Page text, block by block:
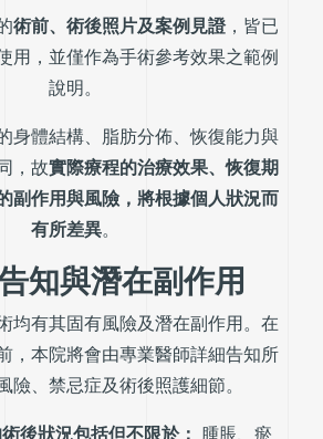
術前、術後照片及案例見證，皆已
用，並僅作為手術參考效果之範例
說明。
身體結構、脂肪分佈、恢復能力與
，故實際療程的治療效果、恢復期
副作用與風險，將根據個人狀況而
有所差異。
知與潛在副作用
均有其固有風險及潛在副作用。在
，本院將會由專業醫師詳細告知所
險、禁忌症及術後照護細節。
後狀況包括但不限於：
腫脹、瘀